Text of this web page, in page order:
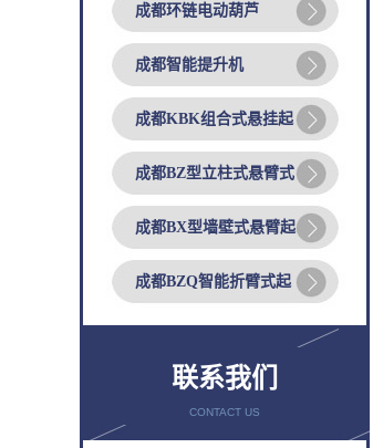
成都环链电动葫芦
成都智能提升机
成都KBK组合式悬挂起
成都BZ型立柱式悬臂式
成都BX型墙壁式悬臂起
成都BZQ智能折臂式起
联系我们
CONTACT US